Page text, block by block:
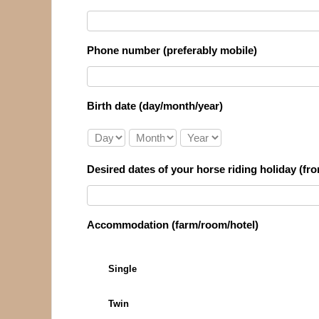
Phone number (preferably mobile)
Birth date (day/month/year)
Desired dates of your horse riding holiday
Accommodation (farm/room/hotel)
Single
Twin